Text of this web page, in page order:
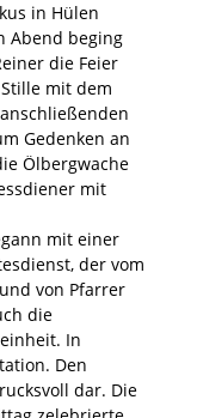
in Hülen
Abend beging
die Feier
mit dem
Gedenken an
Ölbergwache
mit
mit einer
der vom
von Pfarrer
die
In
Den
dar. Die